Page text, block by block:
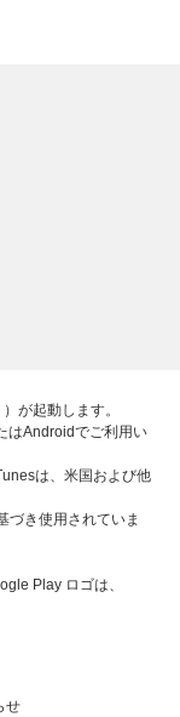
が起動します。
はAndroidでご利用い
は、米国および他
づき使用されていま
Play ロゴは、
せ